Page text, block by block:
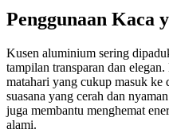
Penggunaan Kaca
Kusen aluminium sering
tampilan transparan dan
matahari yang cukup masuk ke
suasana yang cerah dan
juga membantu menghemat
alami.